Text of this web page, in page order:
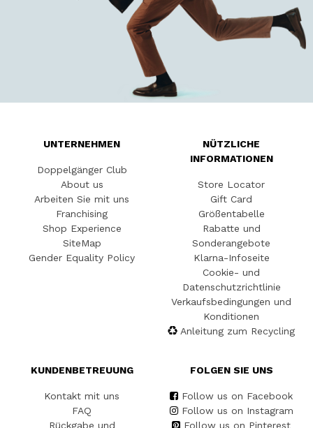
UNTERNEHMEN
Doppelgänger Club
About us
Arbeiten Sie mit uns
Franchising
Shop Experience
SiteMap
Gender Equality Policy
NÜTZLICHE
INFORMATIONEN
Store Locator
Gift Card
Größentabelle
Rabatte und
Sonderangebote
Klarna-Infoseite
Cookie- und
Datenschutzrichtlinie
Verkaufsbedingungen und
Konditionen
Anleitung zum Recycling
KUNDENBETREUUNG
Kontakt mit uns
FAQ
Rückgabe und
FOLGEN SIE UNS
Follow us on Facebook
Follow us on Instagram
Follow us on Pinterest